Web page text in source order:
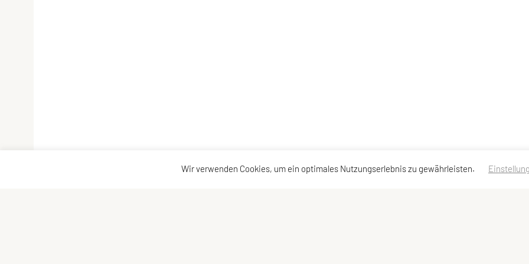
Wir verwenden Cookies, um ein optimales Nutzungserlebnis zu gewährleisten.